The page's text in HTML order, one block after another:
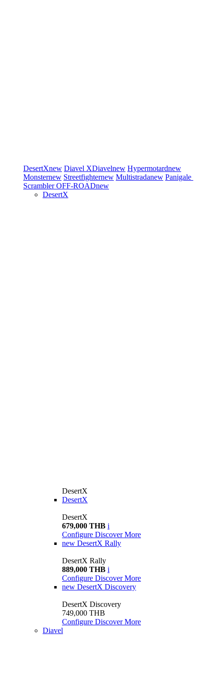
DesertXnew Diavel XDiavelnew Hypermotardnew
Monsternew Streetfighternew Multistradanew Panigale
ScramblerOFF-ROADnew
DesertX
DesertX
DesertX
DesertX
679,000 THB i
Configure Discover More
new DesertX Rally
DesertX Rally
889,000 THB i
Configure Discover More
new DesertX Discovery
DesertX Discovery
749,000 THB
Configure Discover More
Diavel